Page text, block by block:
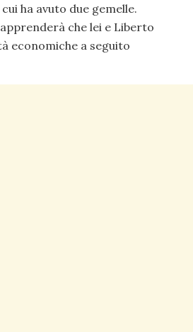
ha avuto due gemelle.
che lei e Liberto
economiche a seguito